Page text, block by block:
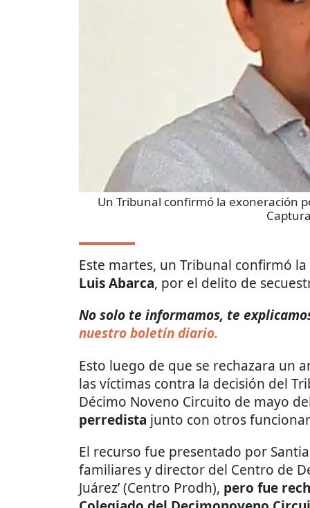
Un Tribunal confirmó la exoneración
Este martes, un Tribunal confirmó
Luis Abarca, por el delito de
No solo te informamos, te
nuestro boletín diario.
Esto luego de que se rechazara un
las víctimas contra la decisión del
Décimo Noveno Circuito de mayo
perredista junto con otros
El recurso fue presentado por
familiares y director del Centro de
Juárez’ (Centro Prodh), pero fue